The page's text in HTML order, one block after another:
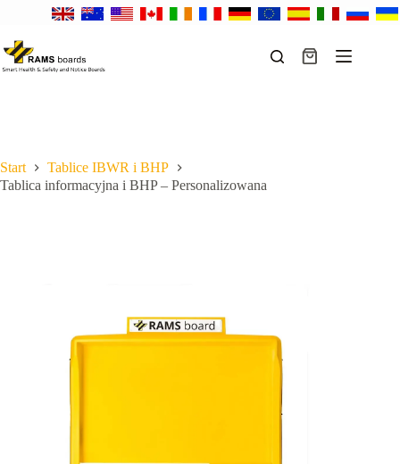
treści
Koszyk
Start
Tablice IBWR i BHP
Tablica informacyjna i BHP – Personalizowana